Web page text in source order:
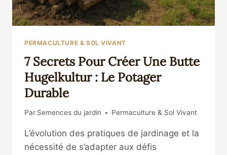
PERMACULTURE & SOL VIVANT
7 Secrets Pour Créer Une Butte
Hugelkultur : Le Potager
Durable
Par Semences du jardin Permaculture & Sol Vivant
L’évolution des pratiques de jardinage et la
nécessité de s’adapter aux défis